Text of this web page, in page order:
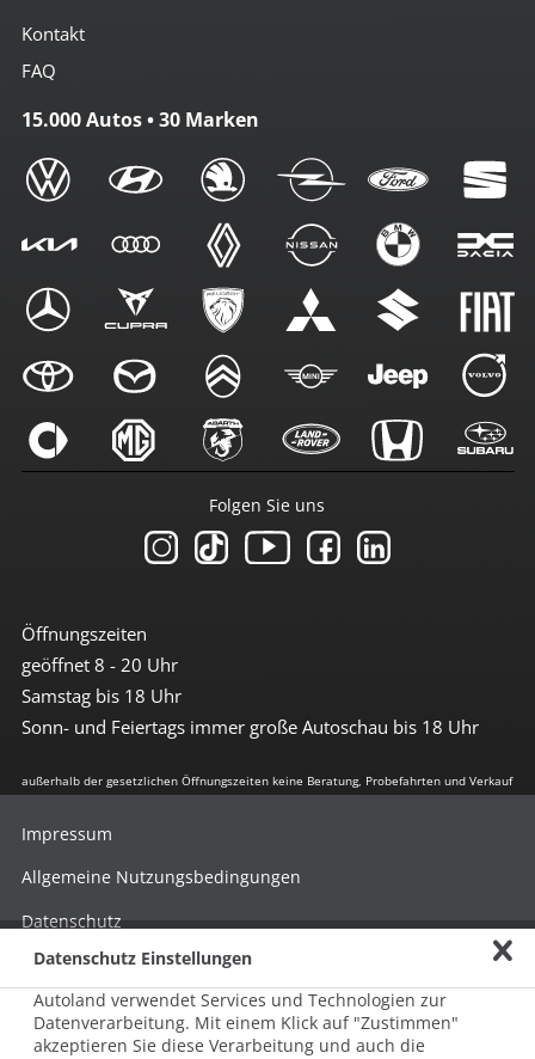
Kontakt
FAQ
15.000 Autos • 30 Marken
Öffnungszeiten
geöffnet 8 - 20 Uhr
Samstag bis 18 Uhr
Sonn- und Feiertags immer große Autoschau bis 18 Uhr
Folgen Sie uns
außerhalb der gesetzlichen Öffnungszeiten keine Beratung, Probefahrten und Verkauf
Impressum
Allgemeine Nutzungsbedingungen
Datenschutz
Hinweisgebersystem nach HinSchG
Beschwerde nach LkSG
Grundsatzerklärung zum LkSG
Datenschutz Einstellungen
Autoland verwendet Services und Technologien zur
Datenverarbeitung. Mit einem Klick auf "Zustimmen"
akzeptieren Sie diese Verarbeitung und auch die